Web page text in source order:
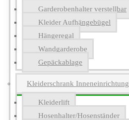
Garderobenhalter verstellbar
Kleider Aufhängebügel
Hängeregal
Wandgarderobe
Gepäckablage
Kleiderschrank Inneneinrichtung
Kleiderlift
Hosenhalter/Hosenständer